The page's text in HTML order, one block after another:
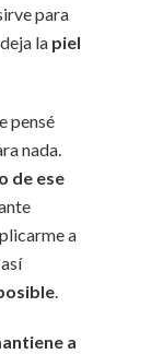
para
la piel
pensé
nada.
de ese
a
.
a